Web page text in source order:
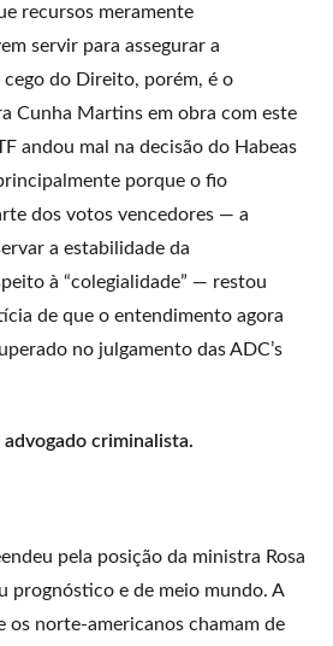
recursos meramente
servir para assegurar a
do Direito, porém, é o
Cunha Martins em obra com este
andou mal na decisão do Habeas
porque o fio
dos votos vencedores — a
a estabilidade da
à “colegialidade” — restou
de que o entendimento agora
no julgamento das ADC’s
criminalista.
pela posição da ministra Rosa
prognóstico e de meio mundo. A
os norte-americanos chamam de